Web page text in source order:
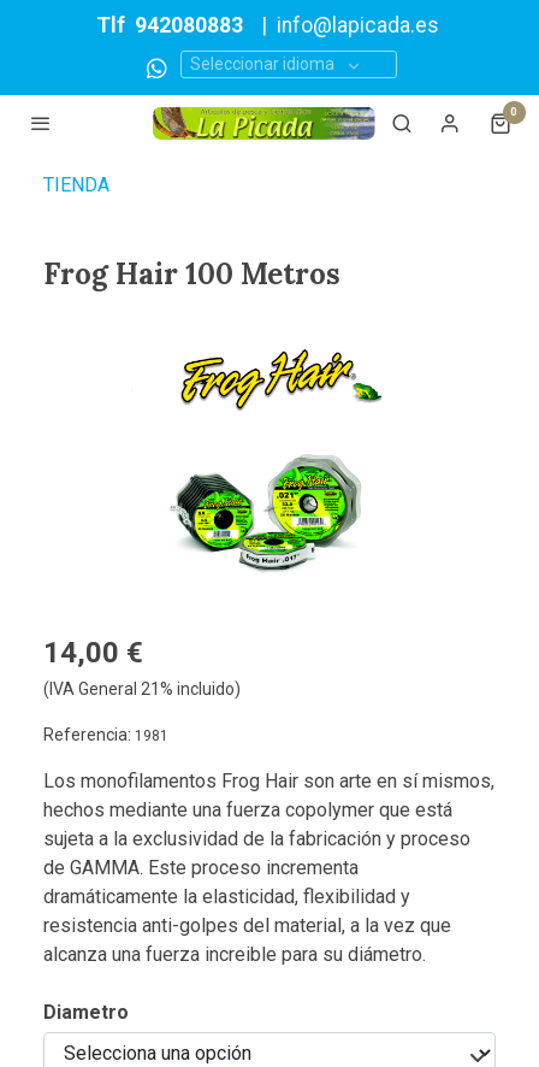
Tlf 942080883 info@lapicada.es
Seleccionar idioma
0
TIENDA
Frog Hair 100 Metros
14,00 €
(IVA General 21% incluido)
Referencia: 1981
Los monofilamentos Frog Hair son arte en sí mismos,
hechos mediante una fuerza copolymer que está
sujeta a la exclusividad de la fabricación y proceso
de GAMMA. Este proceso incrementa
dramáticamente la elasticidad, flexibilidad y
resistencia anti-golpes del material, a la vez que
alcanza una fuerza increible para su diámetro.
Diametro